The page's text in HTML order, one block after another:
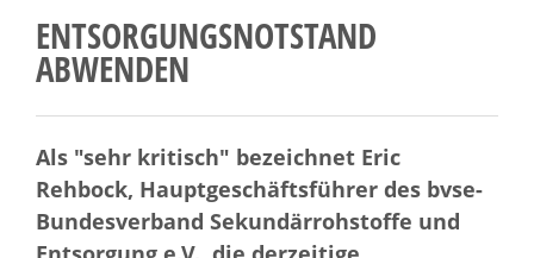
ENTSORGUNGSNOTSTAND
ABWENDEN
Als "sehr kritisch" bezeichnet Eric
Rehbock, Hauptgeschäftsführer des bvse-
Bundesverband Sekundärrohstoffe und